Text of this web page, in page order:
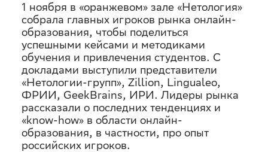
1 ноября в «оранжевом» зале «Нетология»
собрала главных игроков рынка онлайн-
образования, чтобы поделиться
успешными кейсами и методиками
обучения и привлечения студентов. С
докладами выступили представители
«Нетологии-групп», Zillion, Lingualeo,
ФРИИ, GeekBrains, ИРИ. Лидеры рынка
рассказали о последних тенденциях и
«know-how» в области онлайн-
образования, в частности, про опыт
российских игроков.